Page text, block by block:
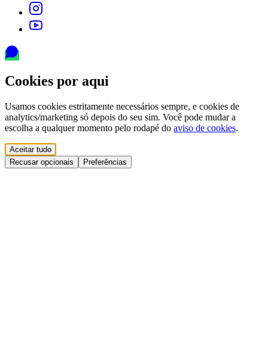
Cookies por aqui
Usamos cookies estritamente necessários sempre, e cookies de
analytics/marketing só depois do seu sim. Você pode mudar a
escolha a qualquer momento pelo rodapé do aviso de cookies.
Aceitar tudo
Recusar opcionais
Preferências